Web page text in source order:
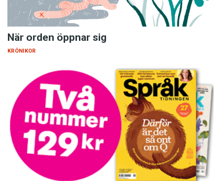
När orden öppnar sig
KRÖNIKOR